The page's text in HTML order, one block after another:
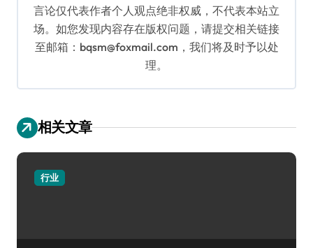
言论仅代表作者个人观点绝非权威，不代表本站立
场。如您发现内容存在版权问题，请提交相关链接
至邮箱：bqsm@foxmail.com，我们将及时予以处
理。
相关文章
行业